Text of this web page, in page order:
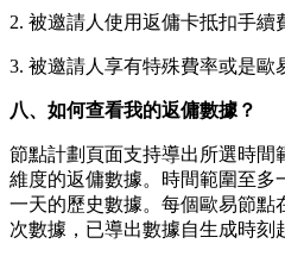
2. 被邀請人使用返傭卡抵扣手續
3. 被邀請人享有特殊費率或是歐
八、如何查看我的返傭數據？
節點計劃頁面支持導出所選時間
維度的返傭數據。時間範圍至多
一天的歷史數據。每個歐易節點
次數據，已導出數據自生成時刻